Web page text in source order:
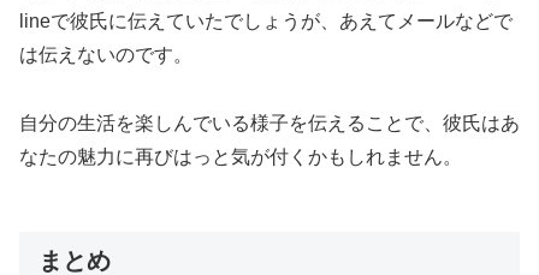
lineで彼氏に伝えていたでしょうが、あえてメールなどで
は伝えないのです。
自分の生活を楽しんでいる様子を伝えることで、彼氏はあ
なたの魅力に再びはっと気が付くかもしれません。
まとめ